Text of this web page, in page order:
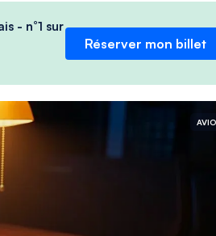
- n°1 sur
Réserver mon billet